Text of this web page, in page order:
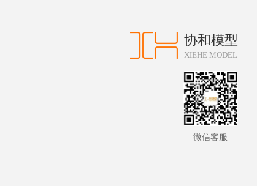
协和模型
XIEHE MODEL
微信客服